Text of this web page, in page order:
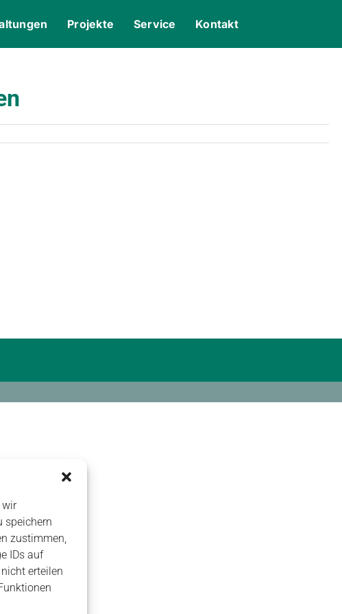
wir
speichern
zustimmen,
IDs auf
erteilen
Projekte Service Kontakt